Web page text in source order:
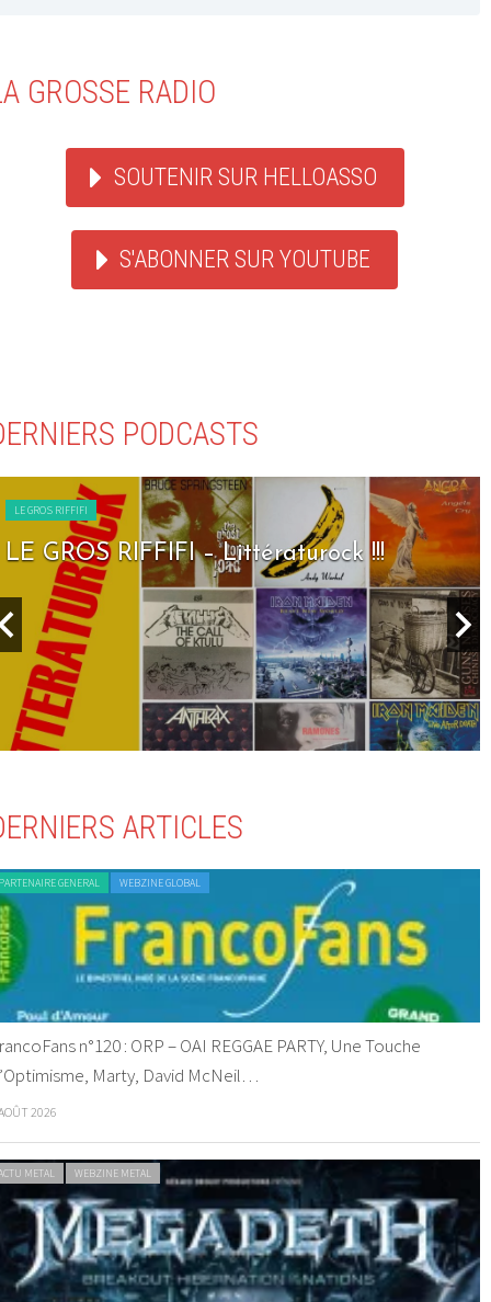
GROSSE RADIO
SOUTENIR SUR HELLOASSO
S'ABONNER SUR YOUTUBE
PODCASTS
LE GROS RIFFIFI
LE GROS RIFFIFI – Littératurock !!!
ARTICLES
GENERAL WEBZINE GLOBAL
n°120 : ORP – OAI REGGAE PARTY, Une Touche
Marty, David McNeil…
2026
METAL WEBZINE METAL